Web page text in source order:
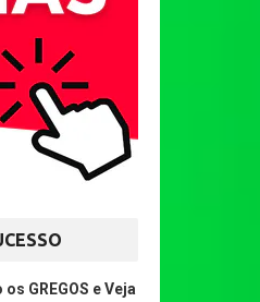
GREGOS e Veja